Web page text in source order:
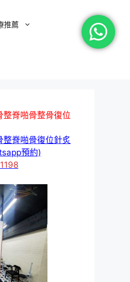
推薦
整脊啪骨整骨復位
整脊啪骨復位針炙
預約)